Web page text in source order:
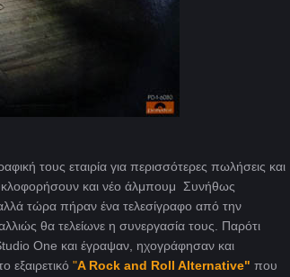
τους εταιρία για περισσότερες πωλήσεις και
και νέο άλμπουμ Συνήθως
τώρα πήραν ένα τελεσίγραφο από την
θα τελείωνε η συνεργασία τους. Παρότι
One και έγραψαν, ηχογράφησαν και
"A Rock and Roll Alternative" που